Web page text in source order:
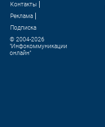
Контакты
Реклама
Подписка
© 2004-2026
"Инфокоммуникации
онлайн"